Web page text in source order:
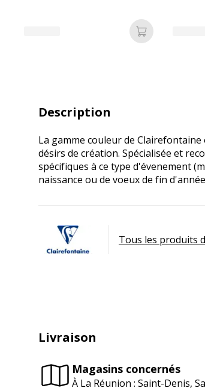
Ajouter au
Description
La gamme couleur de
désirs de création. Spécialisée et
spécifiques à ce type d'évenement
naissance ou de voeux de fin
Tous les produits
Livraison
Magasins concernés
À La Réunion : Saint-Denis,